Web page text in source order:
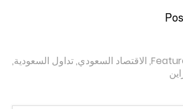
, الاقتصاد السعودي,تداول السعودية,